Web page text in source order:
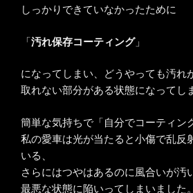
しっかりできていなかったために
「汚れ保存コーティング」
になってしまい、どうやっても汚れ
取れない部分がある状態になってし
簡単な気持ちで「自分でコーティン
私の愛車は光が当たると小傷で乱反
いる、
さらにはつやはあるのに風合いが汚
最悪な状態に陥いってしまいました。